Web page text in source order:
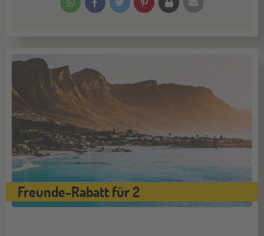
Freunde-Rabatt für 2